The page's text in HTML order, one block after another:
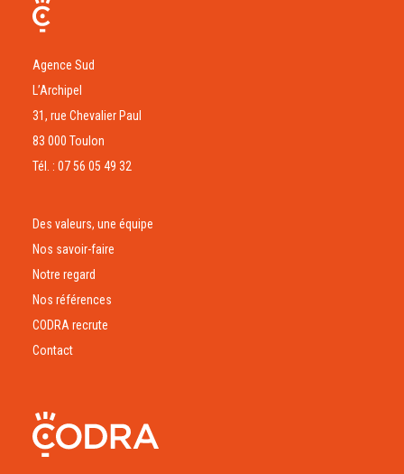
Agence Sud
L’Archipel
31, rue Chevalier Paul
83 000 Toulon
Tél. : 07 56 05 49 32
Des valeurs, une équipe
Nos savoir-faire
Notre regard
Nos références
CODRA recrute
Contact